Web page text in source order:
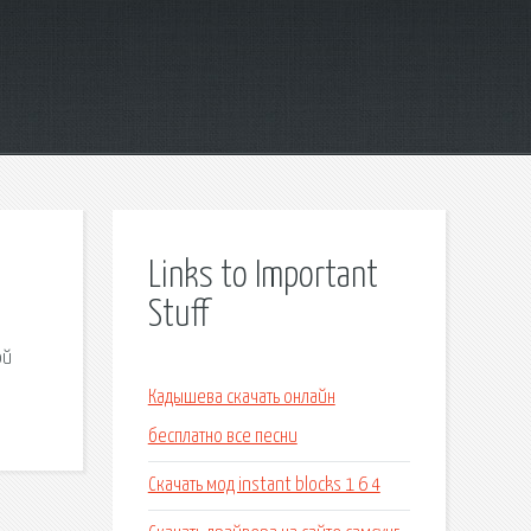
Links to Important
Stuff
Кадышева скачать онлайн
бесплатно все песни
Скачать мод instant blocks 1 6 4